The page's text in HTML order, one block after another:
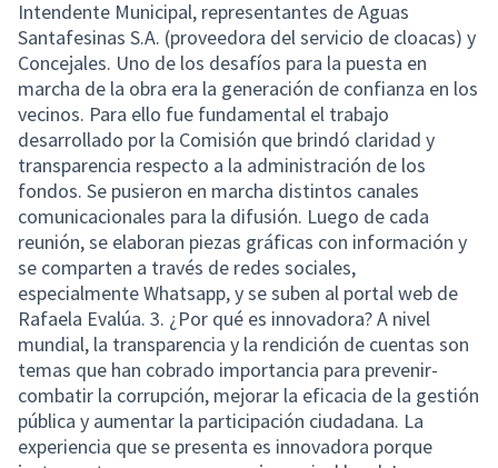
Intendente Municipal, representantes de Aguas
Santafesinas S.A. (proveedora del servicio de cloacas) y
Concejales. Uno de los desafíos para la puesta en
marcha de la obra era la generación de confianza en los
vecinos. Para ello fue fundamental el trabajo
desarrollado por la Comisión que brindó claridad y
transparencia respecto a la administración de los
fondos. Se pusieron en marcha distintos canales
comunicacionales para la difusión. Luego de cada
reunión, se elaboran piezas gráficas con información y
se comparten a través de redes sociales,
especialmente Whatsapp, y se suben al portal web de
Rafaela Evalúa. 3. ¿Por qué es innovadora? A nivel
mundial, la transparencia y la rendición de cuentas son
temas que han cobrado importancia para prevenir-
combatir la corrupción, mejorar la eficacia de la gestión
pública y aumentar la participación ciudadana. La
experiencia que se presenta es innovadora porque